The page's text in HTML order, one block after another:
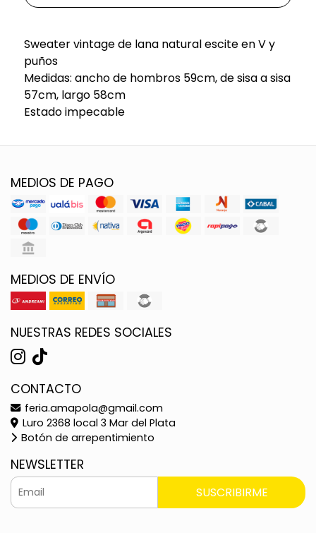
Sweater vintage de lana natural escite en V y
puños
Medidas: ancho de hombros 59cm, de sisa a sisa
57cm, largo 58cm
Estado impecable
MEDIOS DE PAGO
MEDIOS DE ENVÍO
NUESTRAS REDES SOCIALES
CONTACTO
feria.amapola@gmail.com
Luro 2368 local 3 Mar del Plata
Botón de arrepentimiento
NEWSLETTER
SUSCRIBIRME